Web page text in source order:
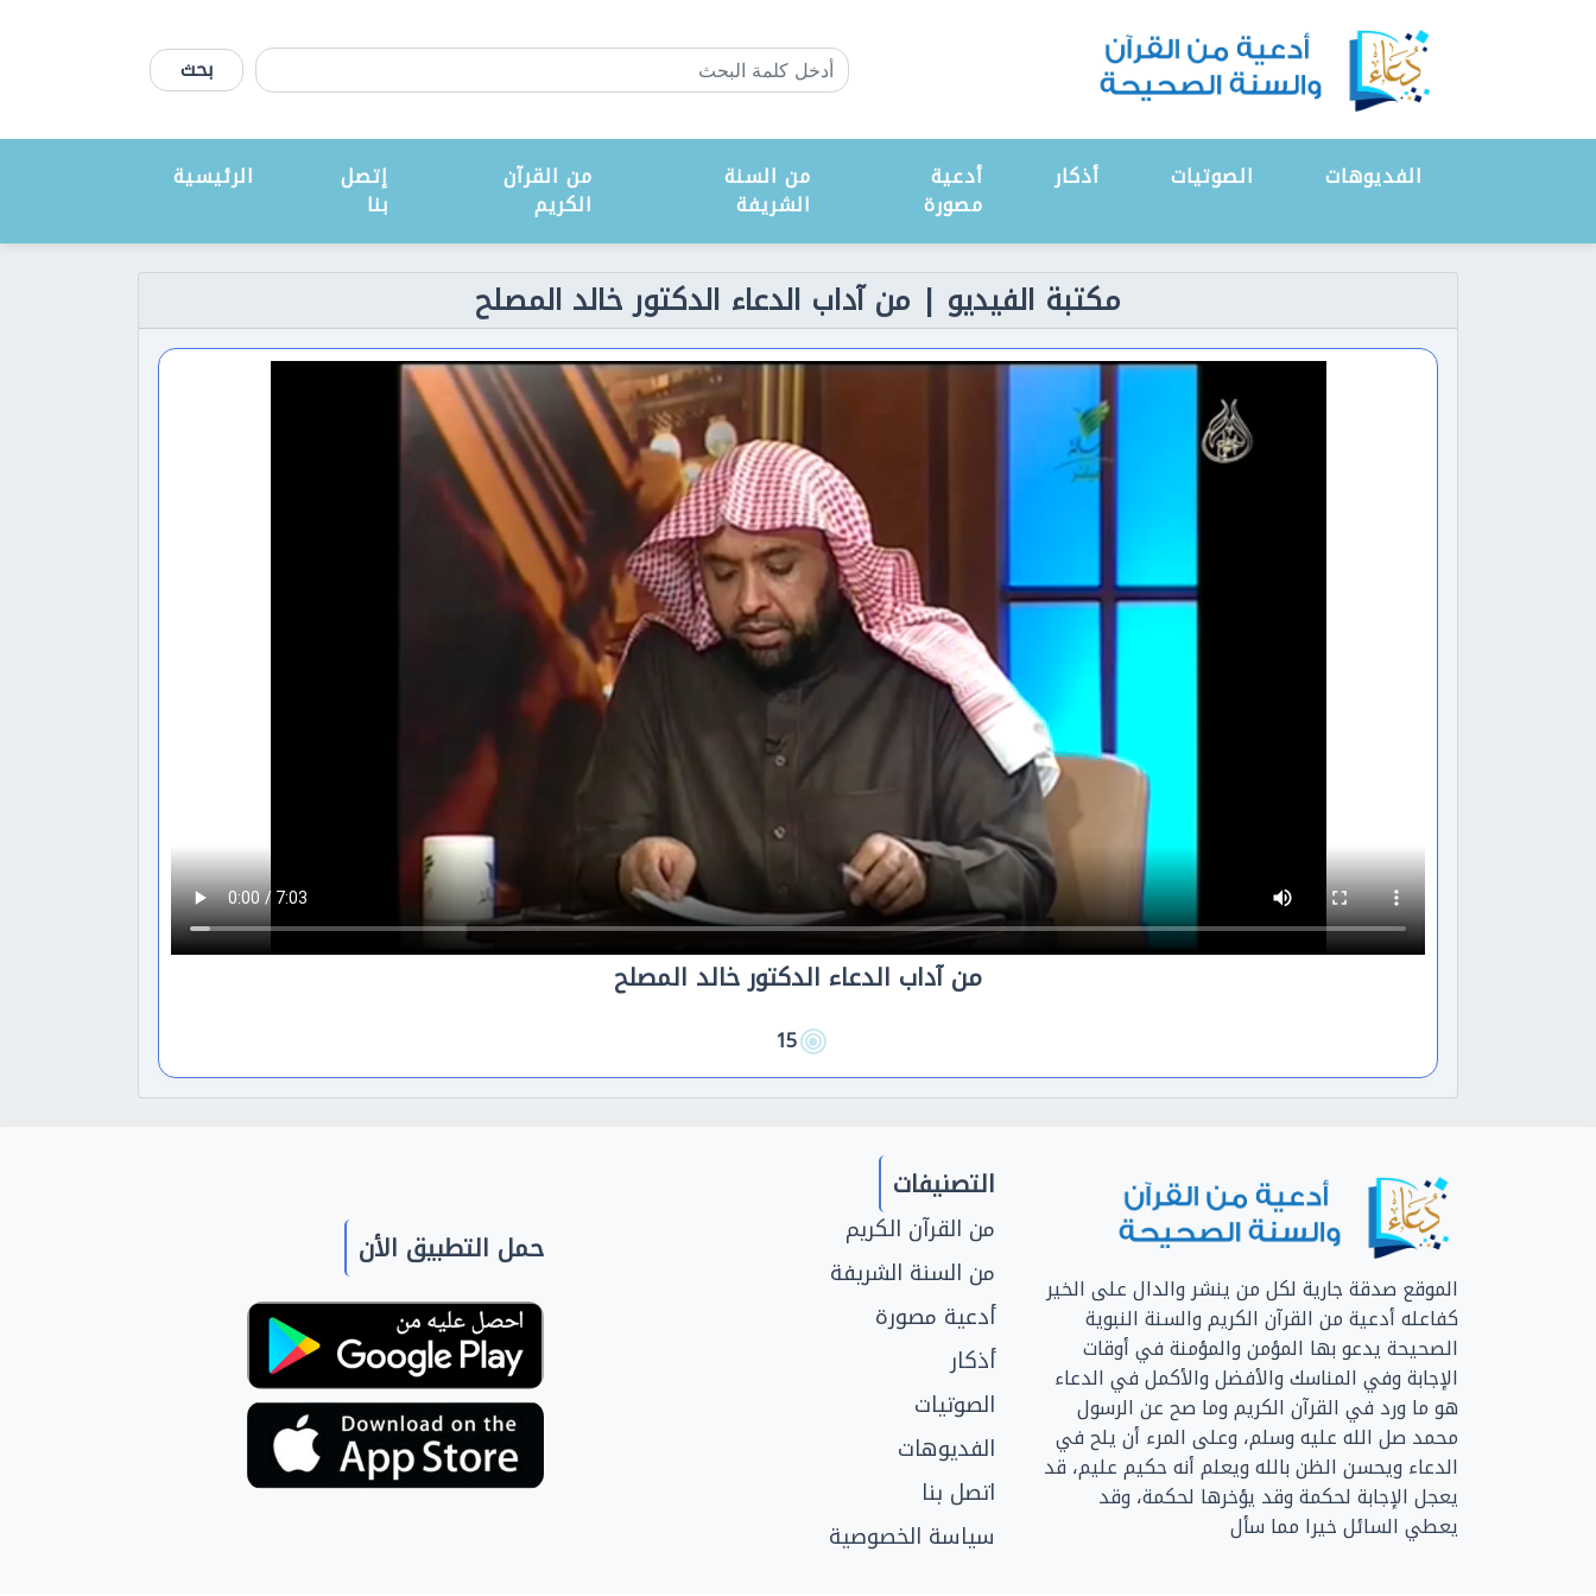
بحث
الرئيسية إتصل
بنا
من القرآن
الكريم
من السنة
الشريفة
أدعية
مصورة
أذكار الصوتيات الفديوهات
مكتبة الفيديو | من آداب الدعاء الدكتور خالد المصلح
من آداب الدعاء الدكتور خالد المصلح
15
الموقع صدقة جارية لكل من ينشر والدال على الخير
كفاعله أدعية من القرآن الكريم والسنة النبوية
الصحيحة يدعو بها المؤمن والمؤمنة في أوقات
الإجابة وفي المناسك والأفضل والأكمل في الدعاء
هو ما ورد في القرآن الكريم وما صح عن الرسول
محمد صل الله عليه وسلم، وعلى المرء أن يلح في
الدعاء ويحسن الظن بالله ويعلم أنه حكيم عليم، قد
يعجل الإجابة لحكمة وقد يؤخرها لحكمة، وقد
يعطي السائل خيرا مما سأل
التصنيفات
من القرآن الكريم
من السنة الشريفة
أدعية مصورة
أذكار
الصوتيات
الفديوهات
اتصل بنا
سياسة الخصوصية
حمل التطبيق الأن